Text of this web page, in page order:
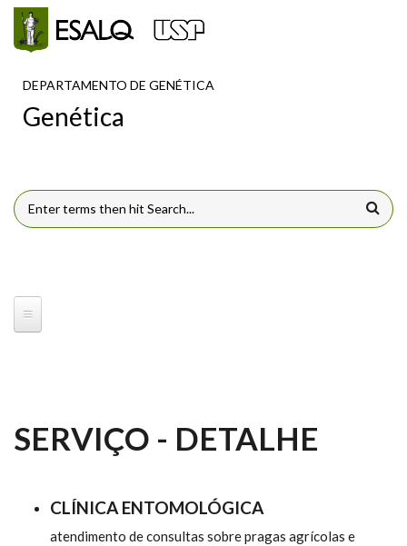
Pular para o conteúdo principal
DEPARTAMENTO DE GENÉTICA
Genética
FORMULÁRIO DE BUSCA
SERVIÇO - DETALHE
CLÍNICA ENTOMOLÓGICA
atendimento de consultas sobre pragas agrícolas e